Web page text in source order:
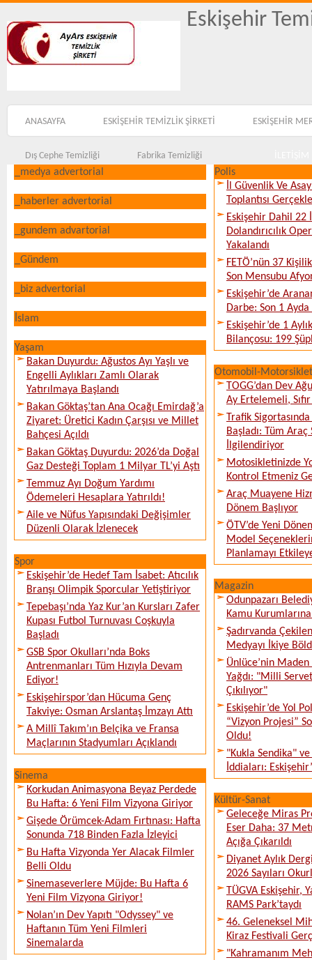
Eskişehir
ANASAYFA ESKİŞEHİR TEMİZLİK ŞİRKETİ ESKİŞEHİR
Dış Cephe Temizliği Fabrika Temizliği
_medya advertorial
_haberler advertorial
_gundem advartorial
_Gündem
_biz advertorial
İslam
Yaşam
Bakan Duyurdu: Ağustos Ayı Yaşlı ve
Engelli Aylıkları Zamlı Olarak
Yatırılmaya Başlandı
Bakan Göktaş’tan Ana Ocağı Emirdağ’a
Ziyaret: Üretici Kadın Çarşısı ve Millet
Bahçesi Açıldı
Bakan Göktaş Duyurdu: 2026’da Doğal
Gaz Desteği Toplam 1 Milyar TL’yi Aştı
Temmuz Ayı Doğum Yardımı
Ödemeleri Hesaplara Yatırıldı!
Aile ve Nüfus Yapısındaki Değişimler
Düzenli Olarak İzlenecek
Spor
Eskişehir’de Hedef Tam İsabet: Atıcılık
Branşı Olimpik Sporcular Yetiştiriyor
Tepebaşı’nda Yaz Kur’an Kursları Zafer
Kupası Futbol Turnuvası Coşkuyla
Başladı
GSB Spor Okulları’nda Boks
Antrenmanları Tüm Hızıyla Devam
Ediyor!
Eskişehirspor’dan Hücuma Genç
Takviye: Osman Arslantaş İmzayı Attı
A Millî Takım’ın Belçika ve Fransa
Maçlarının Stadyumları Açıklandı
Sinema
Korkudan Animasyona Beyaz Perdede
Bu Hafta: 6 Yeni Film Vizyona Giriyor
Gişede Örümcek-Adam Fırtınası: Hafta
Sonunda 718 Binden Fazla İzleyici
Bu Hafta Vizyonda Yer Alacak Filmler
Belli Oldu
Sinemaseverlere Müjde: Bu Hafta 6
Yeni Film Vizyona Giriyor!
Nolan’ın Dev Yapıtı "Odyssey" ve
Haftanın Tüm Yeni Filmleri
Sinemalarda
Polis
İl Güvenlik Ve
Toplantısı
Eskişehir Dahil
Dolandırıcılık
Yakalandı
FETÖ’nün 37
Son Mensubu
Eskişehir’de
Darbe: Son 1 Ayda
Eskişehir’de 1
Bilançosu: 199
Otomobil-Motorsiklet
TOGG’dan Dev
Ay Ertelemeli,
Trafik
Başladı: Tüm
İlgilendiriyor
Motosikletinizde
Kontrol Etmeniz
Araç Muayene
Dönem Başlıyor
ÖTV’de Yeni
Model
Planlamayı
Magazin
Odunpazarı
Kamu Kurumlarına
Şadırvanda
Medyayı İkiye
Ünlüce’nin Maden
Yağdı: "Milli
Çıkılıyor"
Eskişehir’de Yol
“Vizyon Projesi”
Oldu!
"Kukla Sendika"
İddiaları:
Kültür-Sanat
Geleceğe Miras
Eser Daha: 37
Açığa Çıkarıldı
Diyanet Aylık
2026 Sayıları
TÜGVA Eskişehir,
RAMS Park’taydı
46. Geleneksel
Kiraz Festivali
"Kahramanım